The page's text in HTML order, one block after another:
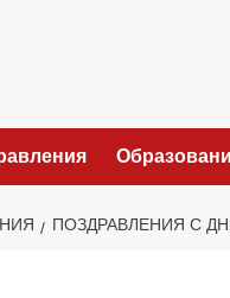
ПОЗДРАВЛЕНИЯ С